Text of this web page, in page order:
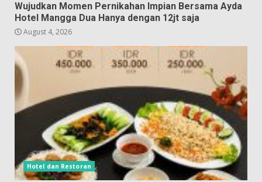
Wujudkan Momen Pernikahan Impian Bersama Ayda
Hotel Mangga Dua Hanya dengan 12jt saja
August 4, 2026
Hotel dan Restoran